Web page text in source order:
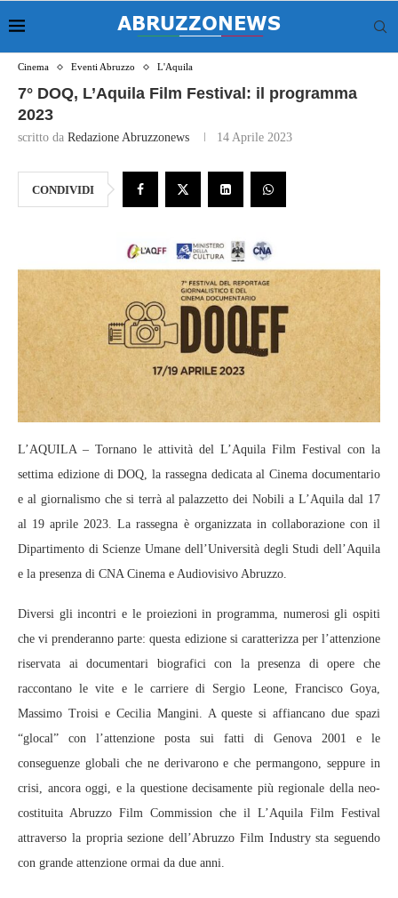
Cinema Eventi Abruzzo L'Aquila
7° DOQ, L’Aquila Film Festival: il programma
2023
scritto da Redazione Abruzzonews 14 Aprile 2023
CONDIVIDI
L’AQUILA – Tornano le attività del L’Aquila Film Festival con la
settima edizione di DOQ, la rassegna dedicata al Cinema documentario
e al giornalismo che si terrà al palazzetto dei Nobili a L’Aquila dal 17
al 19 aprile 2023. La rassegna è organizzata in collaborazione con il
Dipartimento di Scienze Umane dell’Università degli Studi dell’Aquila
e la presenza di CNA Cinema e Audiovisivo Abruzzo.
Diversi gli incontri e le proiezioni in programma, numerosi gli ospiti
che vi prenderanno parte: questa edizione si caratterizza per l’attenzione
riservata ai documentari biografici con la presenza di opere che
raccontano le vite e le carriere di Sergio Leone, Francisco Goya,
Massimo Troisi e Cecilia Mangini. A queste si affiancano due spazi
“glocal” con l’attenzione posta sui fatti di Genova 2001 e le
conseguenze globali che ne derivarono e che permangono, seppure in
crisi, ancora oggi, e la questione decisamente più regionale della neo-
costituita Abruzzo Film Commission che il L’Aquila Film Festival
attraverso la propria sezione dell’Abruzzo Film Industry sta seguendo
con grande attenzione ormai da due anni.